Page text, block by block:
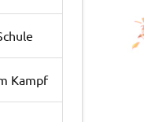
Kampf